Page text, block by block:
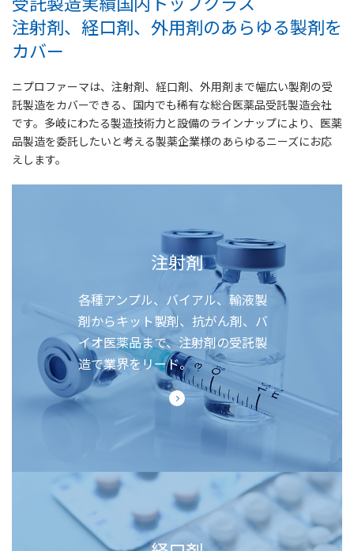
注射剤、経口剤、外用剤のあらゆる製剤を
カバー
ニプロファーマは、注射剤、経口剤、外用剤まで幅広い製剤の受
託製造をカバーできる、国内でも稀有な総合医薬品受託製造会社
です。多岐にわたる製造技術力と設備のラインナップにより、医薬
品製造を委託したいと考える製薬企業様のあらゆるニーズにお応
えします。
注射剤
各種アンプル、バイアル、輸液製
剤からキット製剤、抗がん剤、バ
イオ医薬品まで、注射剤の受託製
造で業界をリード。